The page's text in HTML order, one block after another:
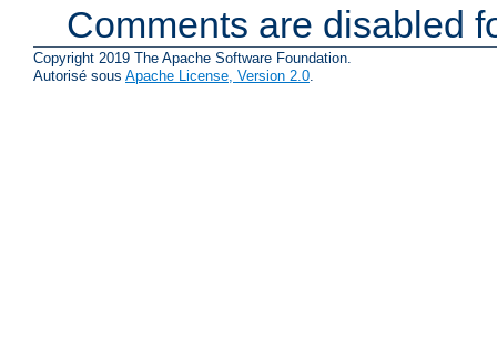
Comments are disabled
Copyright 2019 The Apache Software Foundation.
Autorisé sous Apache License, Version 2.0.